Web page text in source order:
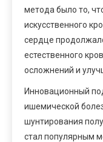
метода было то,
искусственного
сердце
естественного
осложнений и
Инновационный
ишемической
шунтирования
стал популярным